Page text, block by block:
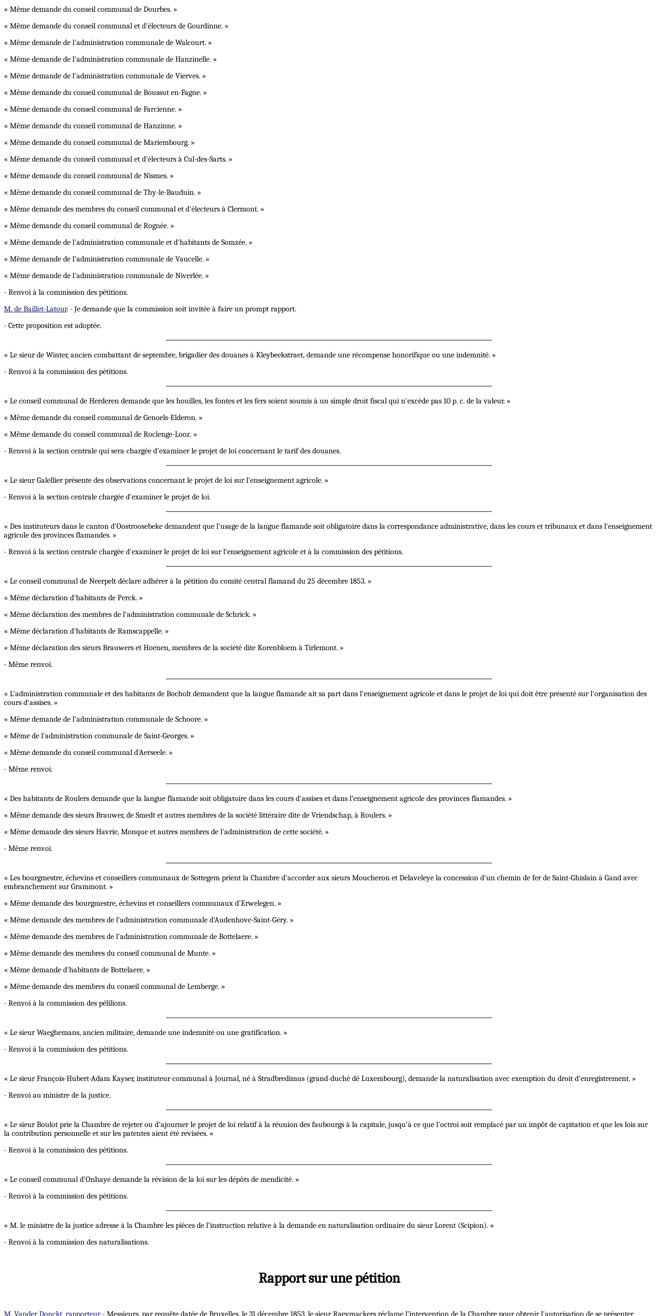
« Même demande du conseil communal de Dourbes. »
« Même demande du conseil communal et d'électeurs de Gourdinne. »
« Même demande de l'administration communale de Walcourt. »
« Même demande de l'administration communale de Hanzinelle. »
« Même demande de l'administration communale de Vierves. »
« Même demande du conseil communal de Boussut en-Fagne. »
« Même demande du conseil communal de Farcienne. »
« Même demande du conseil communal de Hanzinne. »
« Même demande du conseil communal de Mariembourg. »
« Même demande du conseil communal et d'électeurs à Cul-des-Sarts. »
« Même demande du conseil communal de Nismes. »
« Même demande du conseil communal de Thy-le-Bauduin. »
« Même demande des membres du conseil communal et d'électeurs à Clermont. »
« Même demande du conseil communal de Rognée. »
« Même demande de l'administration communale et d'habitants de Somzée. »
« Même demande de l'administration communale de Vaucelle. »
« Même demande de l'administration communale de Niverlée. »
- Renvoi à la commission des pétitions.
M. de Baillet-Latour. - Je demande que la commission soit invitée à faire un prompt rapport.
- Cette proposition est adoptée.
« Le sieur de Winter, ancien combattant de septembre, brigadier des douanes à Kleybeekstraet, demande une récompense honorifique ou une indemnité. »
- Renvoi à la commission des pétitions.
« Le conseil communal de Herderen demande que les houilles, les fontes et les fers soient soumis à un simple droit fiscal qui n'excède pas 10 p. c. de la valeur. »
« Même demande du conseil communal de Genoels-Elderon. »
« Même demande du conseil communal de Roclenge-Looz. »
- Renvoi à la section centrale qui sera chargée d'examiner le projet de loi concernant le tarif des douanes.
« Le sieur Galellier présente des observations concernant le projet de loi sur l'enseignement agricole. »
- Renvoi à la section centrale chargée d'examiner le projet de loi.
« Des instituteurs dans le canton d'Oostroosebeke demandent que l'usage de la langue flamande soit obligatoire dans la correspondance administrative, dans les cours et tribunaux et dans l'enseignement
agricole des provinces flamandes. »
- Renvoi à la section centrale chargée d'examiner le projet de loi sur l'enseignement agricole et à la commission des pétitions.
« Le conseil communal de Neerpelt déclare adhérer à la pétition du comité central flamand du 25 décembre 1853. »
« Même déclaration d'habitants de Perck. »
« Même déclaration des membres de l'administration communale de Schrick. »
« Même déclaration d'habitants de Ramscappelle. »
« Même déclaration des sieurs Brauwers et Hoenen, membres de la société dite Korenbloem à Tirlemont. »
- Même renvoi.
« L'administration communale et des habitants de Bocholt demandent que la langue flamande ait sa part dans l'enseignement agricole et dans le projet de loi qui doit être présenté sur l'organisation des
cours d'assises. »
« Même demande de l'administration communale de Schoore. »
« Même de l'administration communale de Saint-Georges. »
« Même demande du conseil communal d'Aerseele. »
- Même renvoi.
« Des habitants de Roulers demande que la langue flamande soit obligatoire dans les cours d'assises et dans l’enseignement agricole des provinces flamandes. »
« Même demande des sieurs Brauwer, de Smedt et autres membres de la société littéraire dite de Vriendschap, à Roulers. »
« Même demande des sieurs Havrie, Monque et autres membres de l'administration de cette société. »
- Même renvoi.
« Les bourgmestre, échevins et conseillers communaux de Sottegem prient la Chambre d'accorder aux sieurs Moucheron et Delaveleye la concession d'un chemin de fer de Saint-Ghislain à Gand avec
embranchement sur Grammont. »
« Même demande des bourgmestre, échevins et conseillers communaux d'Erwelegen. »
« Même demande des membres de l'administration communale d'Audenhove-Saint-Géry. »
« Même demande des membres de l'administration communale de Bottelaere. »
« Même demande des membres du conseil communal de Munte. »
« Même demande d'habitants de Bottelaere. »
« Même demande des membres du conseil communal de Lemberge. »
- Renvoi à la commission des pélilions.
« Le sieur Waeghemans, ancien militaire, demande une indemnité ou une gratification. »
- Renvoi à la commission des pétitions.
« Le sieur François-Hubert-Adam Kayser, instituteur communal à Journal, né à Stradbredimus (grand-duché dé Luxembourg), demande la naturalisation avec exemption du droit d'enregistrement. »
- Renvoi au ministre de la justice.
« Le sieur Boulot prie la Chambre de rejeter ou d'ajourner le projet de loi relatif à la réunion des faubourgs à la capitale, jusqu'à ce que l'octroi soit remplacé par un impôt de capitation et que les lois sur
la contribution personnelle et sur les patentes aient été revisées. »
- Renvoi à la commission des pétitions.
« Le conseil communal d'Onhaye demande la révision de la loi sur les dépôts de mendicité. »
- Renvoi à la commission des pétitions.
« M. le ministre de la justice adresse à la Chambre les pièces de l’instruction relative à la demande en naturalisation ordinaire du sieur Lorent (Scipion). »
- Renvoi à la commission des naturalisations.
Rapport sur une pétition
M. Vander Donckt, rapporteur- Messieurs, par requête datée de Bruxelles, le 31 décembre 1853, le sieur Raeymackers réclame l’intervention de la Chambre pour obtenir l'autorisation de se présenter